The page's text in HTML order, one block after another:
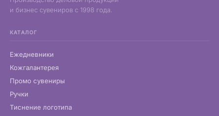
и бизнес сувениров с 1998 года.
КАТАЛОГ
Ежедневники
Кожгалантерея
Промо сувениры
Ручки
Тиснение логотипа